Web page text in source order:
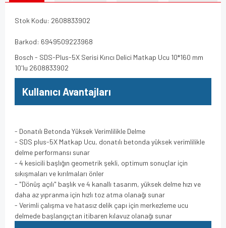
Stok Kodu: 2608833902
Barkod: 6949509223968
Bosch - SDS-Plus-5X Serisi Kırıcı Delici Matkap Ucu 10*160 mm
10'lu 2608833902
Kullanıcı Avantajları
- Donatılı Betonda Yüksek Verimlilikle Delme
- SDS plus-5X Matkap Ucu, donatılı betonda yüksek verimlilikle
delme performansı sunar
- 4 kesicili başlığın geometrik şekli, optimum sonuçlar için
sıkışmaları ve kırılmaları önler
- "Dönüş açılı" başlık ve 4 kanallı tasarım, yüksek delme hızı ve
daha az yıpranma için hızlı toz atma olanağı sunar
- Verimli çalışma ve hatasız delik çapı için merkezleme ucu
delmede başlangıçtan itibaren kılavuz olanağı sunar